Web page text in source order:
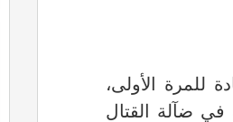
للمرة الأولى،
في ضآلة القتال